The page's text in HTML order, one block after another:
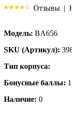
Отзывы |
Модель: BA656
SKU (Артикул):
Тип корпуса:
Бонусные баллы: 1
Наличие: 0